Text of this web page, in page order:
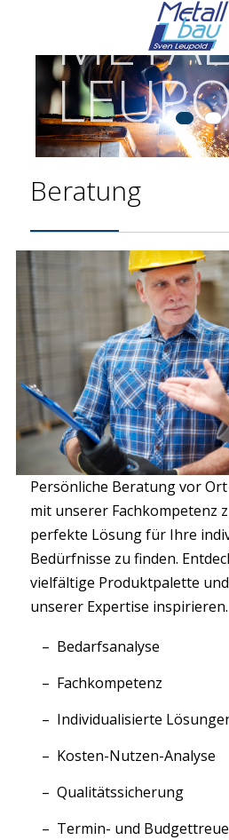
Beratung
Persönliche Beratung vor
mit unserer Fachkompetenz
perfekte Lösung für Ihre
Bedürfnisse zu finden.
vielfältige Produktpalette
unserer Expertise inspirieren.
Bedarfsanalyse
Fachkompetenz
Individualisierte
Kosten-Nutzen-Analyse
Qualitätssicherung
Termin- und Budgettreue